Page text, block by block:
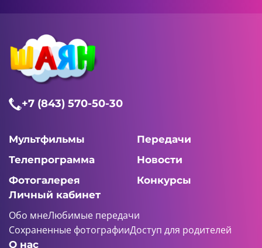
+7 (843) 570-50-30
Мультфильмы
Передачи
Телепрограмма
Новости
Фотогалерея
Конкурсы
Личный кабинет
Обо мнеЛюбимые передачи
Сохраненные фотографииДоступ для родителей
О нас